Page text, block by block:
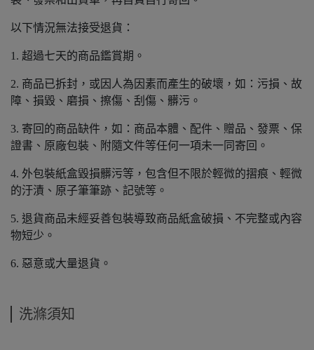
以下情況無法接受退貨：
1. 超過七天的商品鑑賞期。
2. 商品已拆封，或因人為因素而產生的破壞，如：污損、故
障、損毀、磨損、擦傷、刮傷、髒污。
3. 寄回的商品缺件，如：商品本體、配件、贈品、發票、保
證書、原廠包裝、附隨文件等任何一項未一同寄回。
4. 外包裝紙盒毀損髒污等，包含但不限於輕微的摺痕、輕微
的汙漬、原子筆筆跡、記號等。
5. 退貨商品未經妥善包裝導致商品紙盒破損、不完整或內容
物短少。
6. 惡意或大量退貨。
洗滌須知